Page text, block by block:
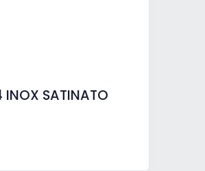
INOX SATINATO